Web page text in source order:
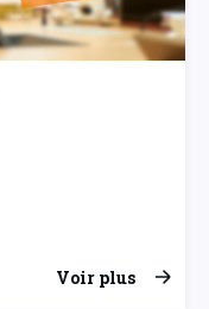
Voir plus